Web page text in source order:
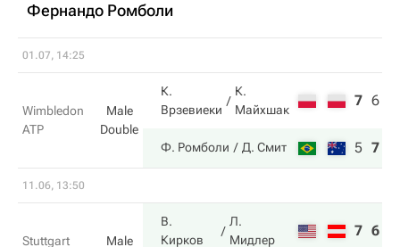
Фернандо Ромболи
01.07, 14:25
Wimbledon
ATP
Male
Double
К.
Врзевиеки
К.
Майхшак
7 6
Ф. Ромболи Д. Смит 5 7
11.06, 13:50
Stuttgart
Male
В.
Кирков
Л.
Мидлер
7 6